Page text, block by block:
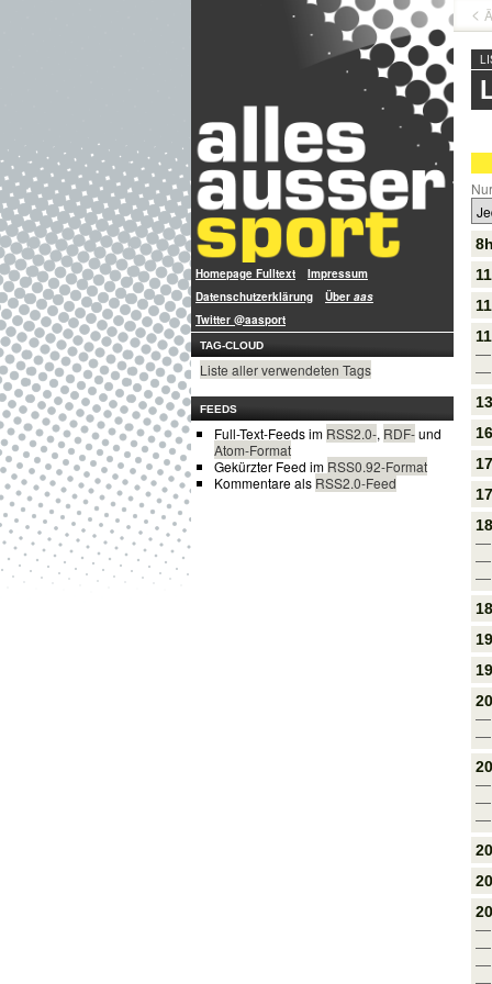
Homepage Fulltext
Impressum
Datenschutzerklärung
Über aas
Twitter @aasport
TAG-CLOUD
Liste aller verwendeten Tags
FEEDS
Full-Text-Feeds im RSS2.0-, RDF-und
Atom-Format
Gekürzter Feed im RSS0.92-Format
Kommentare als RSS2.0-Feed
—
—
—
—
—
—
—
—
—
—
—
—
—